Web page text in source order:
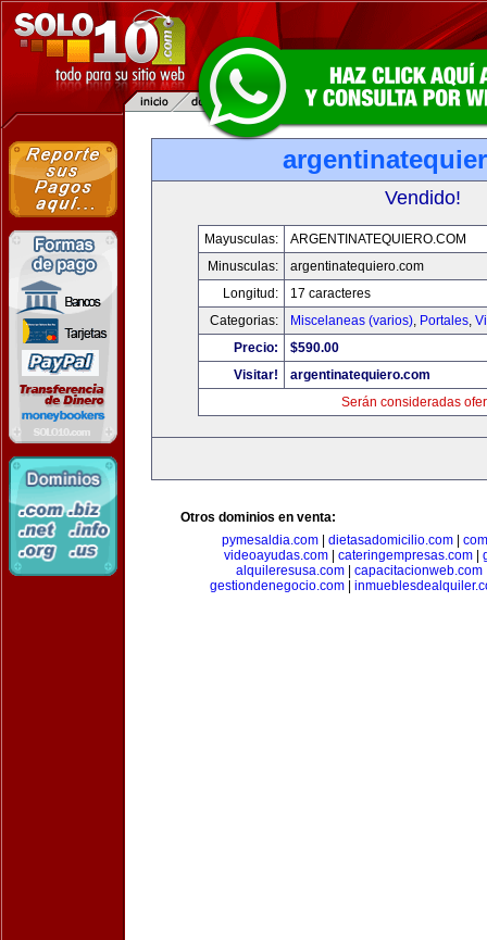
Vendido!
Mayusculas:
ARGENTINATEQUIERO.COM
Minusculas:
argentinatequiero.com
Longitud:
17 caracteres
Categorias:
Miscelaneas (varios), Portales,
Precio:
$590.00
Visitar!
argentinatequiero.com
Serán consideradas
Otros dominios en venta:
pymesaldia.com| dietasadomicilio.com|
videoayudas.com| cateringempresas.com|
alquileresusa.com
capacitacionweb.com
gestiondenegocio.com|